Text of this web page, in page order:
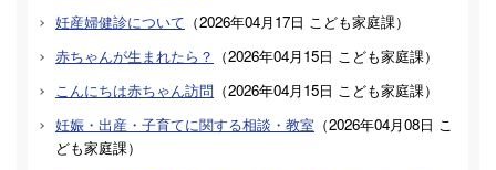
妊産婦健診について （2026年04月17日 こども家庭課）
赤ちゃんが生まれたら？ （2026年04月15日 こども家庭課）
こんにちは赤ちゃん訪問 （2026年04月15日 こども家庭課）
妊娠・出産・子育てに関する相談・教室 （2026年04月08日 こ
ども家庭課）